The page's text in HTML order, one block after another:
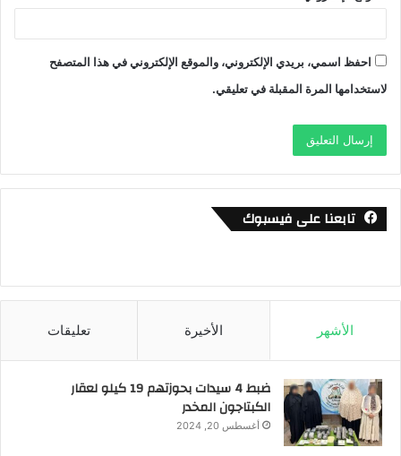
احفظ اسمي، بريدي الإلكتروني، والموقع الإلكتروني في هذا المتصفح
لاستخدامها المرة المقبلة في تعليقي.
تابعنا على فيسبوك
الأشهر الأخيرة تعليقات
ضبط 4 سيدات بحوزتهم 19 كيلو لعقار
الكبتاجون المخدر
أغسطس 20, 2024